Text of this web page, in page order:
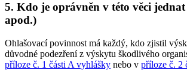
5. Kdo je oprávněn v této věci
apod.)
Ohlašovací povinnost má každý, kdo zjistil
důvodné podezření z výskytu škodlivého
příloze č. 1 části A vyhlášky nebo v příloze č. 2